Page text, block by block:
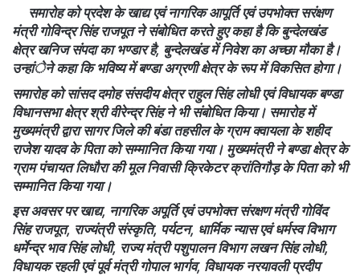
समारोह को प्रदेश के खाद्य एवं नागरिक आपूर्ति एवं उपभोक्त सरंक्षण
मंत्री गोविन्द्र सिंह राजपूत ने संबोधित करते हुए कहा है कि बुन्देलखंड
क्षेत्र खनिज संपदा का भण्डार है, बुन्देलखंड में निवेश का अच्छा मौका है।
उन्हांेने कहा कि भविष्य में बण्डा अग्रणी क्षेत्र के रूप में विकसित होगा।
समारोह को सांसद दमोह संसदीय क्षेत्र राहुल सिंह लोधी एवं विधायक बण्डा
विधानसभा क्षेत्र श्री वीरेन्द्र सिंह ने भी संबोधित किया। समारोह में
मुख्यमंत्री द्वारा सागर जिले की बंडा तहसील के ग्राम क्वायला के शहीद
राजेश यादव के पिता को सम्मानित किया गया। मुख्यमंत्री ने बण्डा क्षेत्र के
ग्राम पंचायत लिधौरा की मूल निवासी क्रिकेटर क्रांतिगौड़ के पिता को भी
सम्मानित किया गया।
इस अवसर पर खाद्य, नागरिक अपूर्ति एवं उपभोक्त संरक्षण मंत्री गोविंद
सिंह राजपूत, राज्यंत्री संस्कृति, पर्यटन, धार्मिक न्यास एवं धर्मस्व विभाग
धर्मेन्द्र भाव सिंह लोधी, राज्य मंत्री पशुपालन विभाग लखन सिंह लोधी,
विधायक रहली एवं पूर्व मंत्री गोपाल भार्गव, विधायक नरयावली प्रदीप